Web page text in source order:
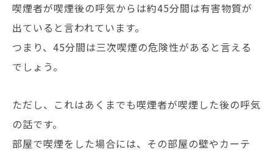
喫煙者が喫煙後の呼気からは約45分間は有害物質が
出ていると言われています。
つまり、45分間は三次喫煙の危険性があると言える
でしょう。
ただし、これはあくまでも喫煙者が喫煙した後の呼気
の話です。
部屋で喫煙をした場合には、その部屋の壁やカーテ